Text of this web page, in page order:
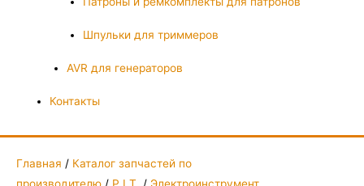
Шпульки для триммеров
AVR для генераторов
Контакты
Главная / Каталог запчастей по